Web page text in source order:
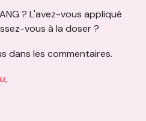
? L'avez-vous appliqué
vous à la doser ?
dans les commentaires.